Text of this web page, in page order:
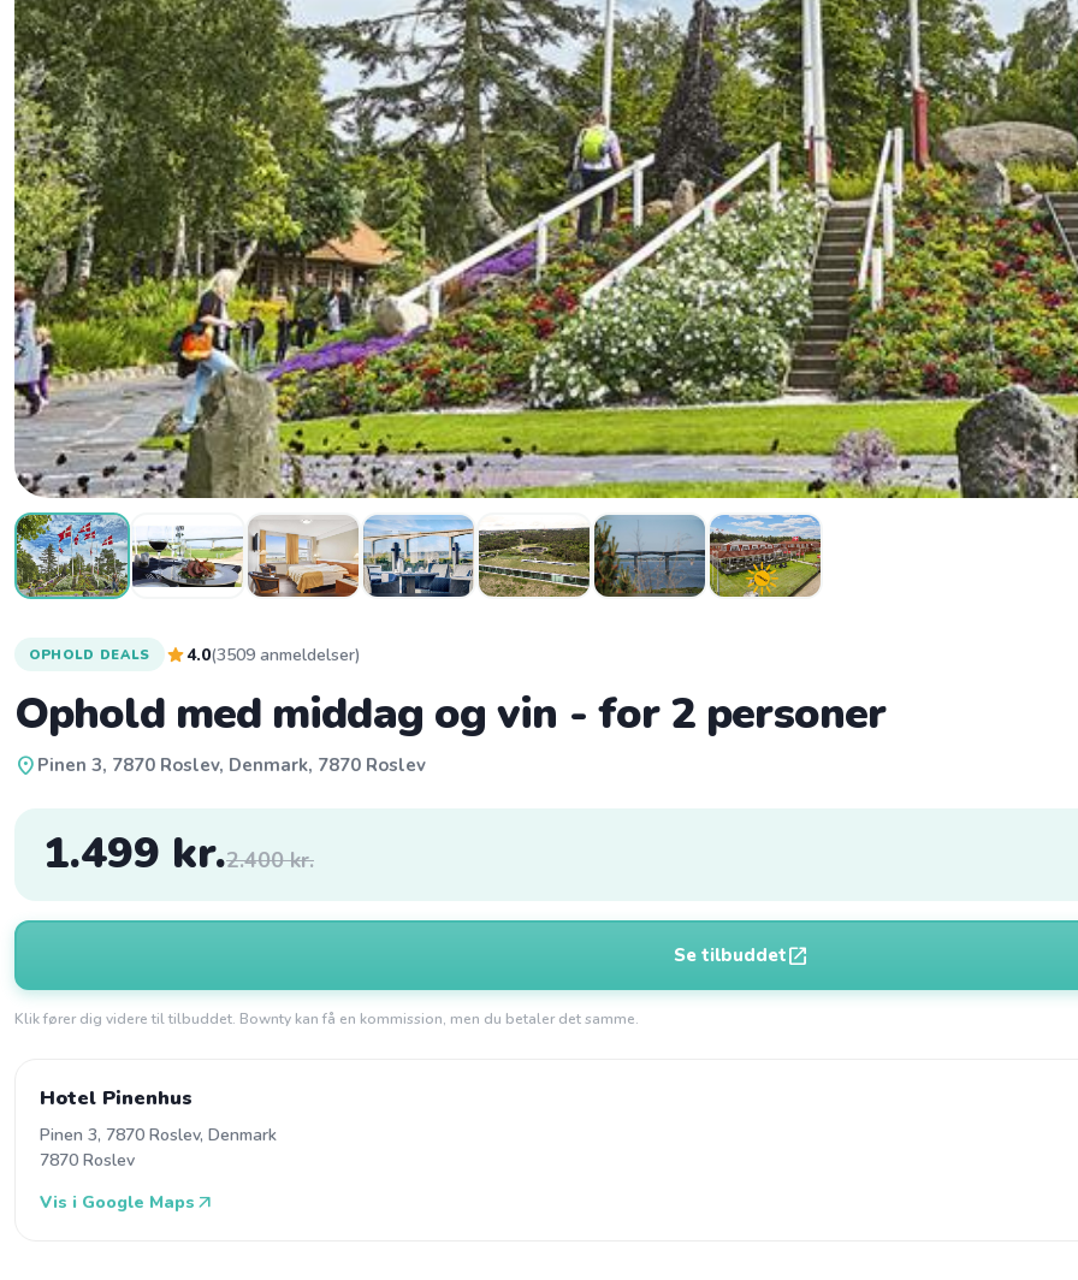
OPHOLD DEALS star4.0(3509 anmeldelser)
Ophold med middag og vin - for 2 personer
location_on Pinen 3, 7870 Roslev, Denmark, 7870 Roslev
1.499 kr.2.400 kr.
Se tilbuddetopen_in_new
Klik fører dig videre til tilbuddet. Bownty kan få en kommission, men du betaler det samme.
Hotel Pinenhus
Pinen 3, 7870 Roslev, Denmark
7870 Roslev
Vis i Google Maps arrow_outward